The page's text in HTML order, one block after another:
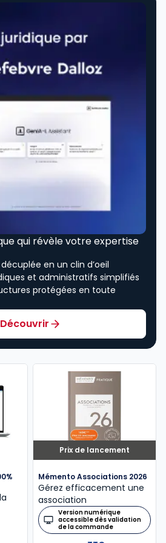
qui révèle votre expertise
en un clin d’oeil
et administratifs simplifiés
protégées en toute
Découvrir
Prix de lancement
Mémento Associations 2026
Gérez efficacement une
association
Version numérique
accessible dès validation
de la commande